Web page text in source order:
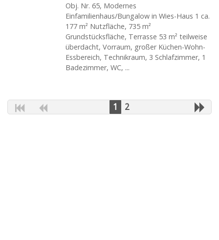
Obj. Nr. 65, Modernes
Einfamilienhaus/Bungalow in Wies-Haus 1 ca.
177 m² Nutzfläche, 735 m²
Grundstücksfläche, Terrasse 53 m² teilweise
überdacht, Vorraum, großer Küchen-Wohn-
Essbereich, Technikraum, 3 Schlafzimmer, 1
Badezimmer, WC, ...
1 2